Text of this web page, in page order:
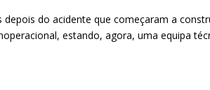
depois do acidente que começaram a
estando, agora, uma equipa